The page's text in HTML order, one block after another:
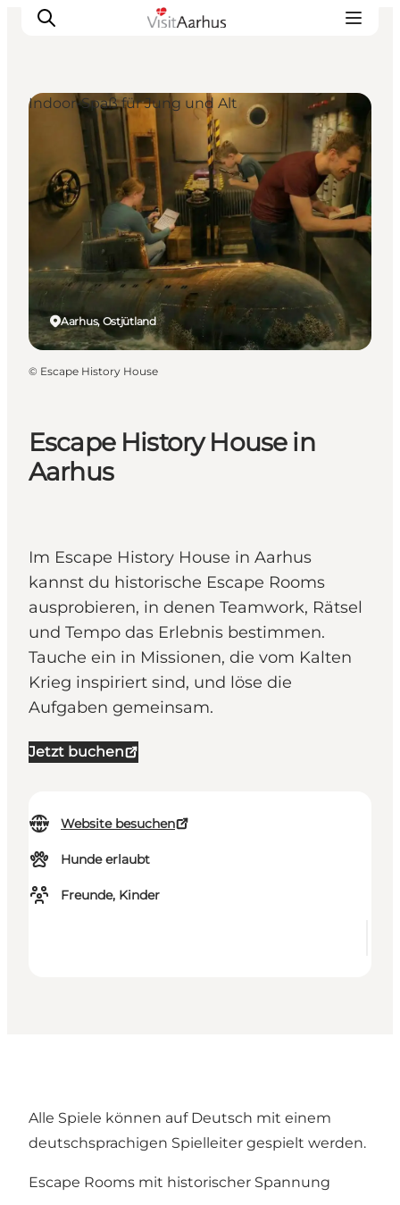
Sehen und erleben
Veranstaltungen
Städte und Regionen
Reiseplanung
Transport
Escape History House in
Aarhus
Im Escape History House in Aarhus
kannst du historische Escape Rooms
ausprobieren, in denen Teamwork, Rätsel
und Tempo das Erlebnis bestimmen.
Tauche ein in Missionen, die vom Kalten
Krieg inspiriert sind, und löse die
Aufgaben gemeinsam.
Jetzt buchen
Website besuchen
Hunde erlaubt
Freunde, Kinder
Aarhus, Ostjütland
Indoor-Spaß für Jung und Alt
© Escape History House
Alle Spiele können auf Deutsch mit einem
deutschsprachigen Spielleiter gespielt werden.
Escape Rooms mit historischer Spannung